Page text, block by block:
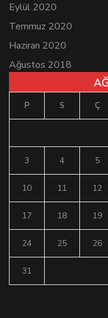
Eylül 2020
Temmuz 2020
Haziran 2020
Ağustos 2018
P S Ç
3 4 5
10 11 12
17 18 19
24 25 26
31